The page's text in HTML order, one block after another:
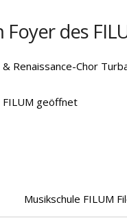
Foyer des
Renaissance-Chor
FILUM geöffnet
Musikschule FILUM